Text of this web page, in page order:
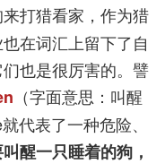
打猎看家，作为猎
在词汇上留下了自
也是很厉害的。譬
（字面意思：叫醒
代表了一种危险、
醒一只睡着的狗，